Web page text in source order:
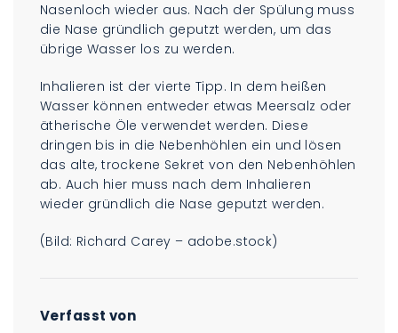
Nasenloch wieder aus. Nach der Spülung muss
die Nase gründlich geputzt werden, um das
übrige Wasser los zu werden.
Inhalieren ist der vierte Tipp. In dem heißen
Wasser können entweder etwas Meersalz oder
ätherische Öle verwendet werden. Diese
dringen bis in die Nebenhöhlen ein und lösen
das alte, trockene Sekret von den Nebenhöhlen
ab. Auch hier muss nach dem Inhalieren
wieder gründlich die Nase geputzt werden.
(Bild: Richard Carey – adobe.stock)
Verfasst von